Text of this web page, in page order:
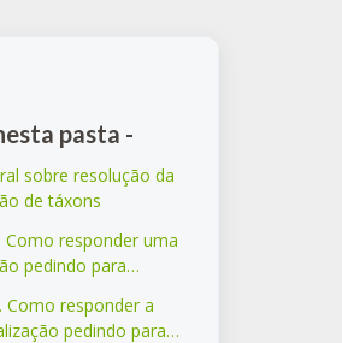
pasta -
sobre resolução da
de táxons
Como responder uma
pedindo para
Como responder a
pedindo para